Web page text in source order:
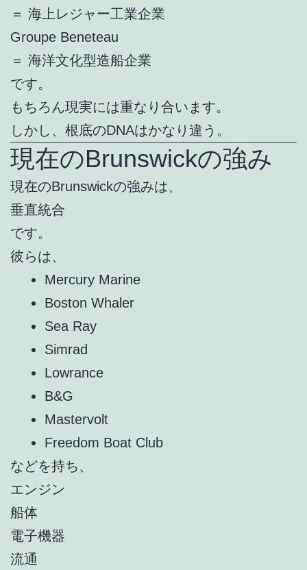
＝ 海上レジャー工業企業
Groupe Beneteau
＝ 海洋文化型造船企業
です。
もちろん現実には重なり合います。
しかし、根底のDNAはかなり違う。
現在のBrunswickの強み
現在のBrunswickの強みは、
垂直統合
です。
彼らは、
Mercury Marine
Boston Whaler
Sea Ray
Simrad
Lowrance
B&G
Mastervolt
Freedom Boat Club
などを持ち、
エンジン
船体
電子機器
流通